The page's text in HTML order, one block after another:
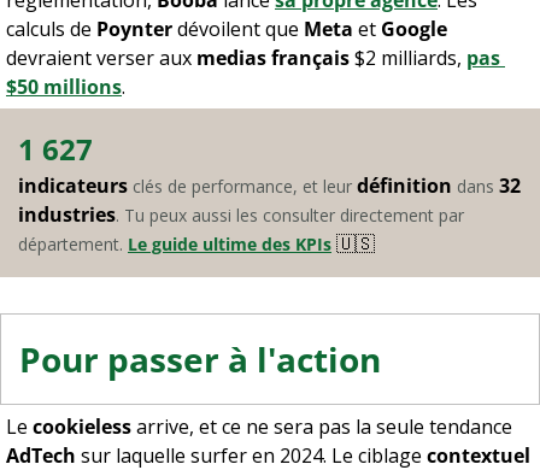
calculs de Poynter dévoilent que Meta et Google
devraient verser aux medias français $2 milliards, pas
$50 millions.
1 627
indicateurs clés de performance, et leur définition dans 32
industries. Tu peux aussi les consulter directement par
département. Le guide ultime des KPIs 🇺🇸
Pour passer à l'action
Le cookieless
AdTech sur laquelle surfer en 2024. Le ciblage contextuel